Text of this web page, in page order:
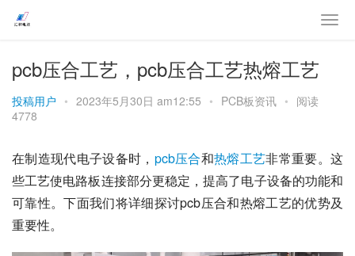
pcb压合工艺，pcb压合工艺热熔工艺
投稿用户 • 2023年5月30日 am12:55 • PCB板资讯 • 阅读
4778
在制造现代电子设备时， pcb压合和热熔工艺非常重要。这
些工艺使电路板连接部分更稳定，提高了电子设备的功能和
可靠性。下面我们将详细探讨pcb压合和热熔工艺的优势及
重要性。